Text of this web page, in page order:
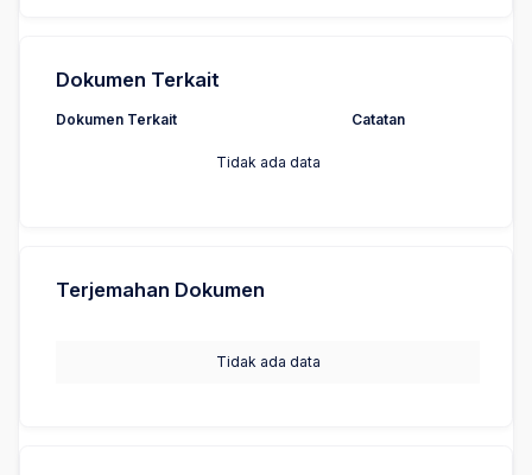
Dokumen Terkait
Dokumen Terkait Catatan
Tidak ada data
Terjemahan Dokumen
Tidak ada data